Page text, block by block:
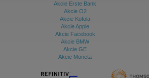
Akcie Erste Bank
Akcie O2
Akcie Kofola
Akcie Apple
Akcie Facebook
Akcie BMW
Akcie GE
Akcie Moneta